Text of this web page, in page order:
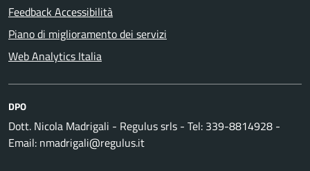
Feedback Accessibilità
Piano di miglioramento dei servizi
Web Analytics Italia
DPO
Dott. Nicola Madrigali - Regulus srls - Tel: 339-8814928 -
Email: nmadrigali@regulus.it